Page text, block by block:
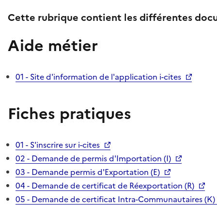
Cette rubrique contient les différentes
Aide métier
01 - Site d'information de l'application i-cites
Fiches pratiques
01 - S'inscrire sur i-cites
02 - Demande de permis d'Importation (I)
03 - Demande permis d'Exportation (E)
04 - Demande de certificat de Réexportation (R)
05 - Demande de certificat Intra-Communautaires (K)